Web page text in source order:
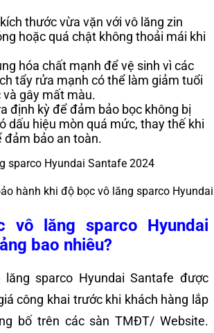
thước vừa vặn với vô lăng zin
hoặc quá chật không thoải mái khi
hóa chất mạnh để vệ sinh vì các
tẩy rửa mạnh có thể làm giảm tuổi
và gây mất màu.
định kỳ để đảm bảo bọc không bị
dấu hiệu mòn quá mức, thay thế khi
đảm bảo an toàn.
hành khi độ bọc vô lăng sparco
vô lăng sparco Hyundai
bao nhiêu?
lăng sparco Hyundai Santafe được
công khai trước khi khách hàng lắp
bố trên các sàn TMĐT/ Website.